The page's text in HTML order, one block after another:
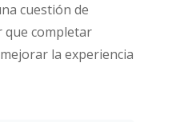
cuestión de
que completar
la experiencia